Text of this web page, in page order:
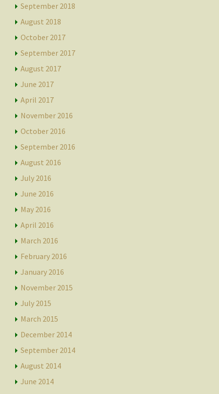
September 2018
August 2018
October 2017
September 2017
August 2017
June 2017
April 2017
November 2016
October 2016
September 2016
August 2016
July 2016
June 2016
May 2016
April 2016
March 2016
February 2016
January 2016
November 2015
July 2015
March 2015
December 2014
September 2014
August 2014
June 2014